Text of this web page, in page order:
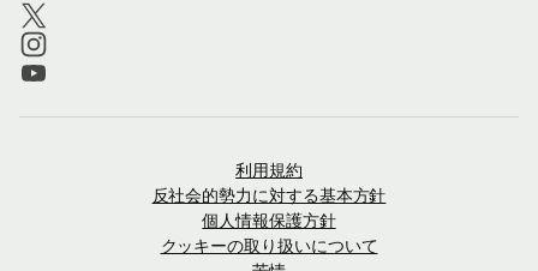
利用規約
反社会的勢力に対する基本方針
個人情報保護方針
クッキーの取り扱いについて